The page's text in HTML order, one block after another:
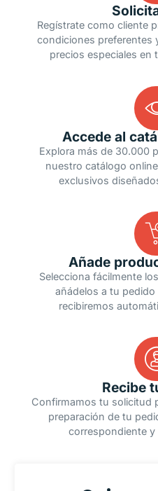
Regístrate como cliente
condiciones preferentes
precios especiales en
Accede al
Explora más de 30.000
nuestro catálogo
exclusivos
Añade
Selecciona fácilmente
añádelos a tu
recibiremos
Recibe
Confirmamos tu solicitud
preparación de tu
correspondiente